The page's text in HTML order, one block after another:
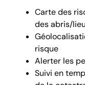
Carte des
des abris/
risque
Alerter les
Suivi en